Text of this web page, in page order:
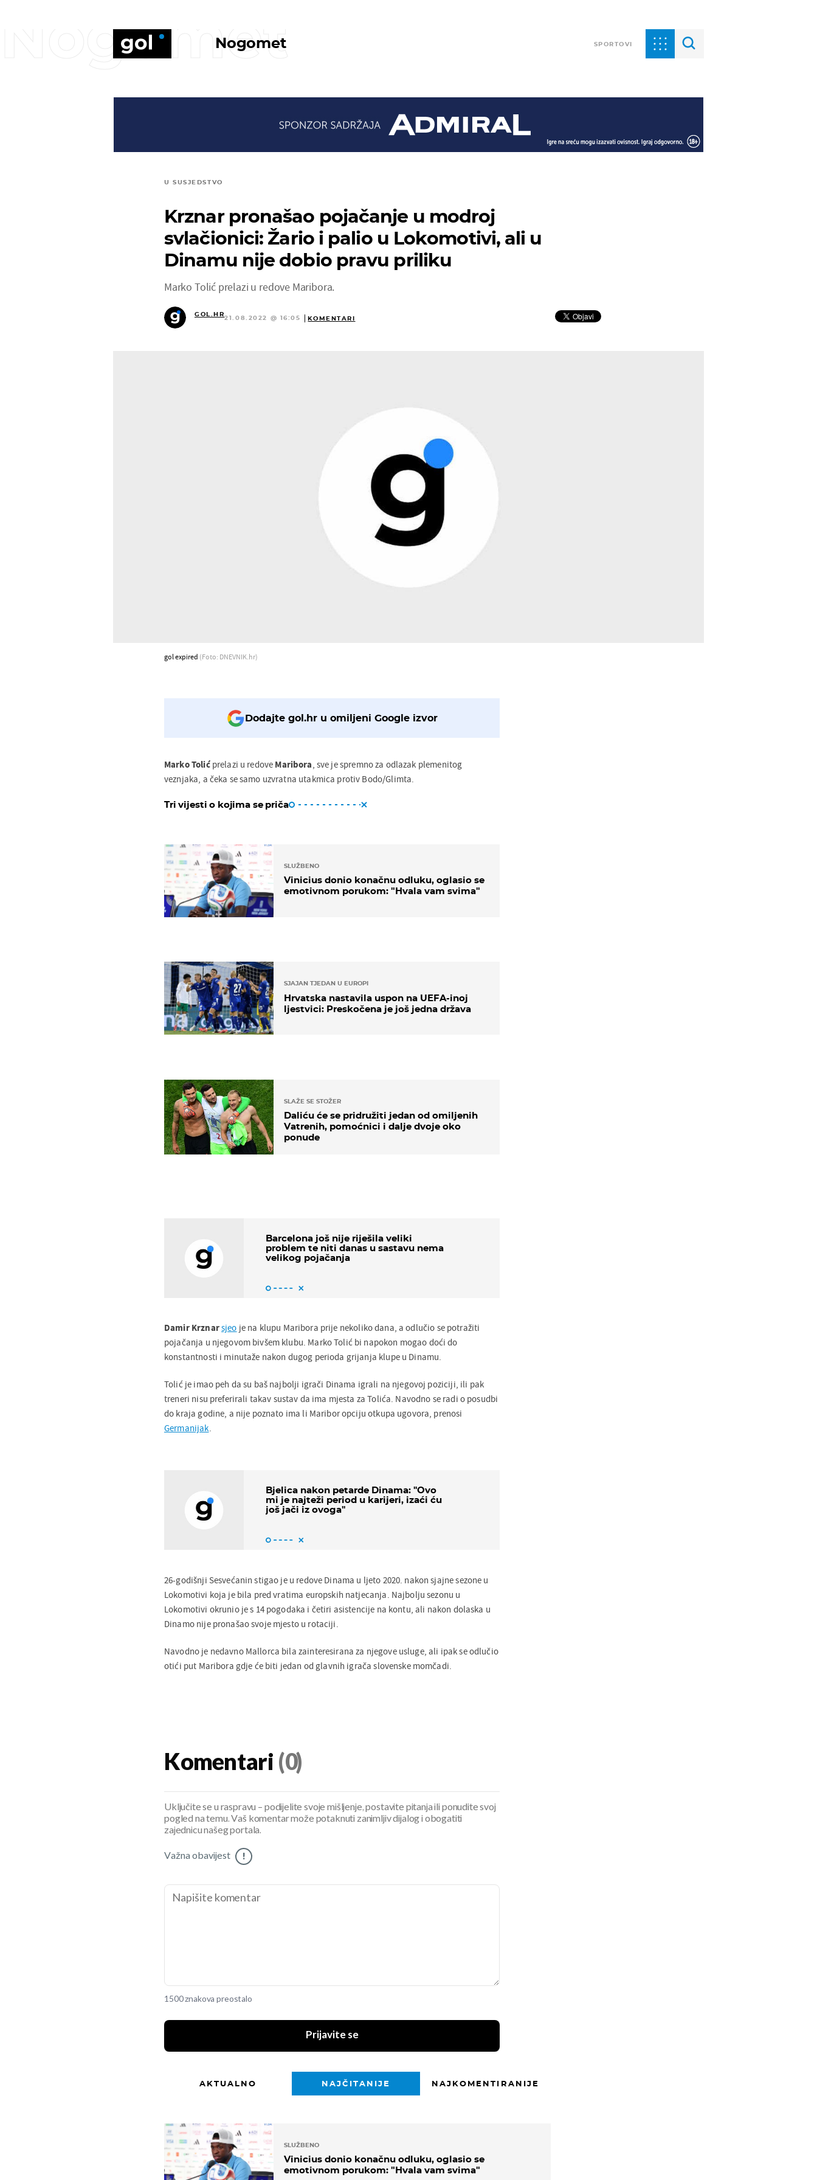
Nogomet SPORTOVI
Nogomet
U SUSJEDSTVO
Krznar pronašao pojačanje u modroj
svlačionici: Žario i palio u Lokomotivi, ali u
Dinamu nije dobio pravu priliku
Marko Tolić prelazi u redove Maribora.
GOL.HR
21.08.2022 @ 16:05 KOMENTARI
gol expired (Foto: DNEVNIK.hr)
Dodajte gol.hr u omiljeni Google izvor
Marko Tolićprelazi u redove Maribora, sve je spremno za odlazak plemenitog
veznjaka, a čeka se samo uzvratna utakmica protiv Bodo/Glimta.
Tri vijesti o kojima se priča
SLUŽBENO
Vinicius donio konačnu odluku, oglasio se
emotivnom porukom: "Hvala vam svima"
SJAJAN TJEDAN U EUROPI
Hrvatska nastavila uspon na UEFA-inoj
ljestvici: Preskočena je još jedna država
SLAŽE SE STOŽER
Daliću će se pridružiti jedan od omiljenih
Vatrenih, pomoćnici i dalje dvoje oko
ponude
Barcelona još nije riješila veliki
problem te niti danas u sastavu nema
velikog pojačanja
Damir Krznarsjeo je na klupu Maribora prije nekoliko dana, a odlučio se potražiti
pojačanja u njegovom bivšem klubu. Marko Tolić bi napokon mogao doći do
konstantnosti i minutaže nakon dugog perioda grijanja klupe u Dinamu.
Tolić je imao peh da su baš najbolji igrači Dinama igrali na njegovoj poziciji, ili pak
treneri nisu preferirali takav sustav da ima mjesta za Tolića. Navodno se radi o posudbi
do kraja godine, a nije poznato ima li Maribor opciju otkupa ugovora, prenosi
Germanijak.
Bjelica nakon petarde Dinama: ''Ovo
mi je najteži period u karijeri, izaći ću
još jači iz ovoga''
26-godišnji Sesvećanin stigao je u redove Dinama u ljeto 2020. nakon sjajne sezone u
Lokomotivi koja je bila pred vratima europskih natjecanja. Najbolju sezonu u
Lokomotivi okrunio je s 14 pogodaka i četiri asistencije na kontu, ali nakon dolaska u
Dinamo nije pronašao svoje mjesto u rotaciji.
Navodno je nedavno Mallorca bila zainteresirana za njegove usluge, ali ipak se odlučio
otići put Maribora gdje će biti jedan od glavnih igrača slovenske momčadi.
Komentari (0)
Uključite se u raspravu – podijelite svoje mišljenje, postavite pitanja ili ponudite svoj
pogled na temu. Vaš komentar može potaknuti zanimljiv dijalog i obogatiti
zajednicu našeg portala.
Važna obavijest !
1500 znakova preostalo
Prijavite se
AKTUALNO NAJČITANIJE NAJKOMENTIRANIJE
SLUŽBENO
Vinicius donio konačnu odluku, oglasio se
emotivnom porukom: "Hvala vam svima"